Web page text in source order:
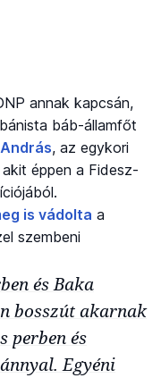
annak kapcsán,
báb-államfőt
, az egykori
akit éppen a Fidesz-
is vádolta a
szembeni
és Baka
bosszút akarnak
perben és
Egyéni